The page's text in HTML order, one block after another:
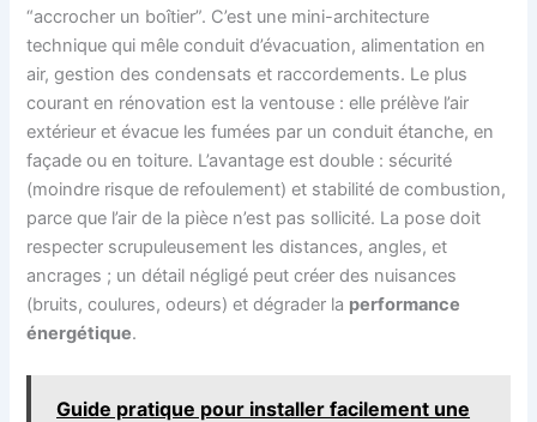
“accrocher un boîtier”. C’est une mini-architecture
technique qui mêle conduit d’évacuation, alimentation en
air, gestion des condensats et raccordements. Le plus
courant en rénovation est la ventouse : elle prélève l’air
extérieur et évacue les fumées par un conduit étanche, en
façade ou en toiture. L’avantage est double : sécurité
(moindre risque de refoulement) et stabilité de combustion,
parce que l’air de la pièce n’est pas sollicité. La pose doit
respecter scrupuleusement les distances, angles, et
ancrages ; un détail négligé peut créer des nuisances
(bruits, coulures, odeurs) et dégrader la performance
énergétique.
Guide pratique pour installer facilement une